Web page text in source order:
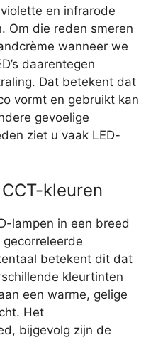
en infrarode
Om die reden smeren
wanneer we
daarentegen
Dat betekent dat
vormt en gebruikt kan
gevoelige
ziet u vaak LED-
kleuren
lampen in een breed
betekent dit dat
kleurtinten
een warme, gelige
Het
bijgevolg zijn de